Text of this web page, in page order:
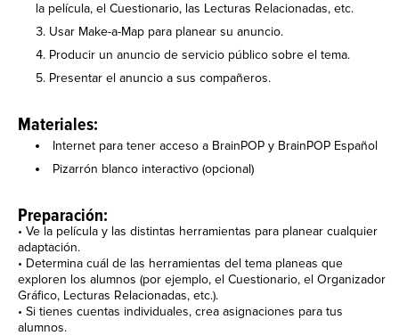
la película, el Cuestionario, las Lecturas Relacionadas, etc.
Usar Make-a-Map para planear su anuncio.
Producir un anuncio de servicio público sobre el tema.
Presentar el anuncio a sus compañeros.
Materiales:
Internet para tener acceso a BrainPOP y BrainPOP Español
Pizarrón blanco interactivo (opcional)
Preparación:
• Ve la película y las distintas herramientas para planear cualquier
adaptación.
• Determina cuál de las herramientas del tema planeas que
exploren los alumnos (por ejemplo, el Cuestionario, el Organizador
Gráfico, Lecturas Relacionadas, etc.).
• Si tienes cuentas individuales, crea asignaciones para tus
alumnos.